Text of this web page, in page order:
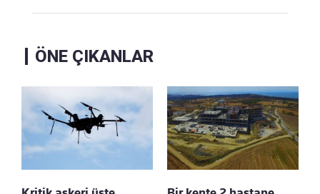
ÖNE ÇIKANLAR